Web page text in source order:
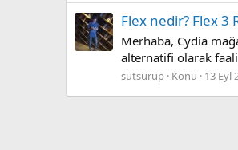
Flex nedir? Flex 3
Merhaba, Cydia
alternatifi olarak
sutsurup Konu 13 Eyl